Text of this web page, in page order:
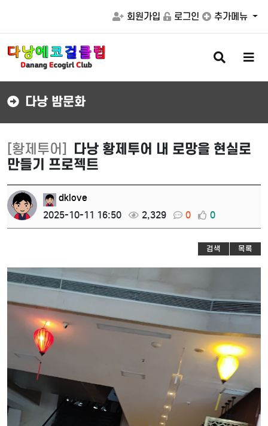
회원가입 로그인 추가메뉴
검
색
버
메
버
다낭 밤문화
[황제투어] 다낭 황제투어 내 로망을 현실로
만들기 프로젝트
dklove
2025-10-11 16:50
2,329 0 0
검색 목록